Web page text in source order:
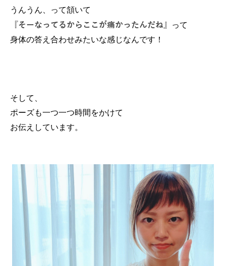
うんうん、って頷いて
『そーなってるからここが痛かったんだね』
って
身体の答え合わせみたいな感じなんです！
そして、
ポーズも一つ一つ時間をかけて
お伝えしています。